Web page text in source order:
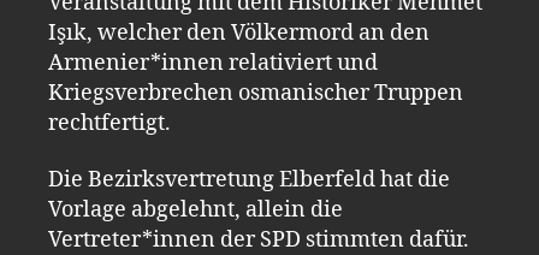
Işık, welcher den Völkermord an den
Armenier*innen relativiert und
Kriegsverbrechen osmanischer Truppen
rechtfertigt.
Die Bezirksvertretung Elberfeld hat die
Vorlage abgelehnt, allein die
Vertreter*innen der SPD stimmten dafür.